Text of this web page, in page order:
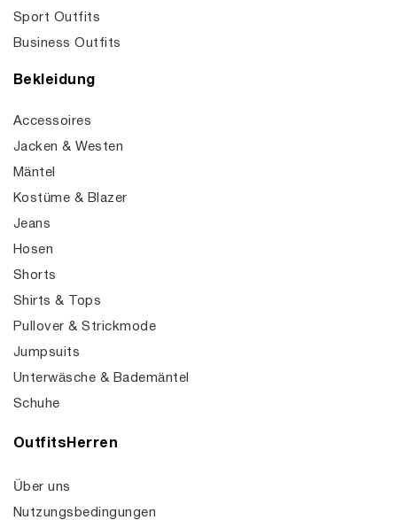
Sport Outfits
Business Outfits
Bekleidung
Accessoires
Jacken & Westen
Mäntel
Kostüme & Blazer
Jeans
Hosen
Shorts
Shirts & Tops
Pullover & Strickmode
Jumpsuits
Unterwäsche & Bademäntel
Schuhe
OutfitsHerren
Über uns
Nutzungsbedingungen